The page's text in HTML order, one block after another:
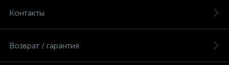
Контакты
Возврат / гарантия